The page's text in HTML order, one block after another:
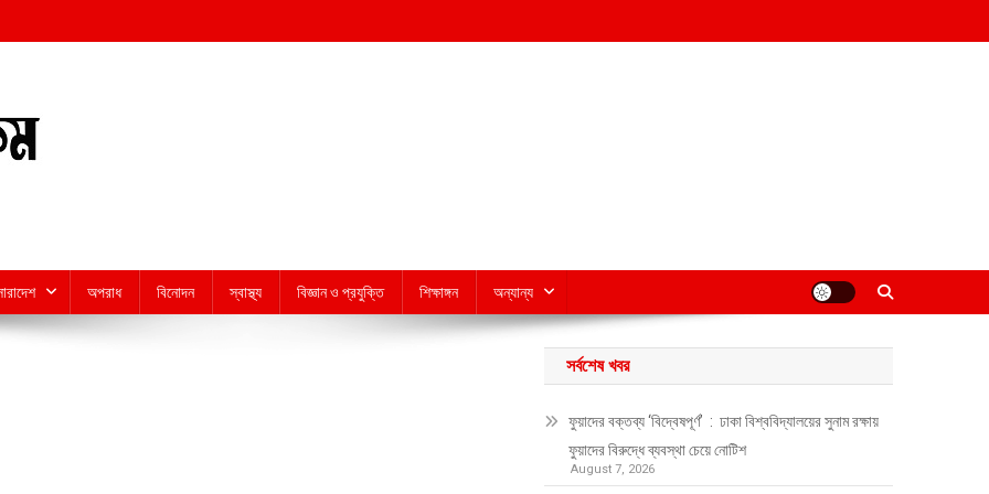
অপরাধ বিনোদন স্বাস্থ্য বিজ্ঞান ও প্রযুক্তি শিক্ষাঙ্গন অন্যান্য
সর্বশেষ খবর
ফুয়াদের বক্তব্য ‘বিদ্বেষপূর্ণ’ : ঢাকা বিশ্ববিদ্যালয়ের সুনাম রক্ষায়
ফুয়াদের বিরুদ্ধে ব্যবস্থা চেয়ে নোটিশ
August 7, 2026